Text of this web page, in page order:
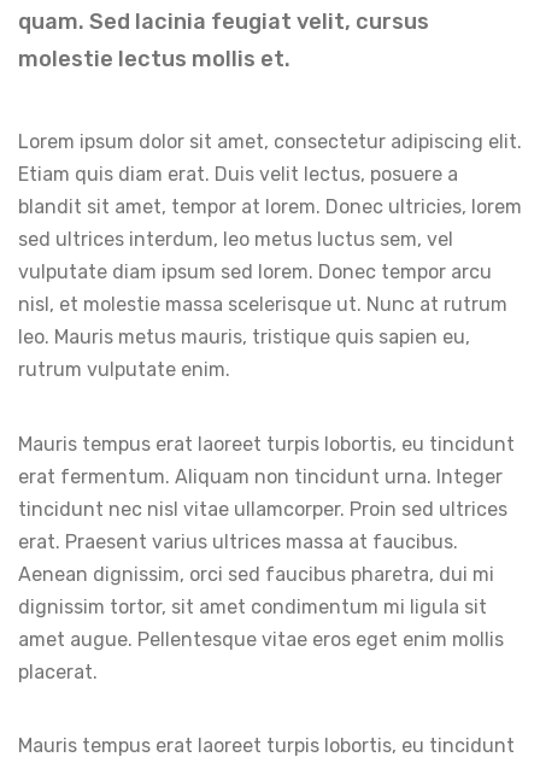
quam. Sed lacinia feugiat velit, cursus
molestie lectus mollis et.
Lorem ipsum dolor sit amet, consectetur adipiscing elit.
Etiam quis diam erat. Duis velit lectus, posuere a
blandit sit amet, tempor at lorem. Donec ultricies, lorem
sed ultrices interdum, leo metus luctus sem, vel
vulputate diam ipsum sed lorem. Donec tempor arcu
nisl, et molestie massa scelerisque ut. Nunc at rutrum
leo. Mauris metus mauris, tristique quis sapien eu,
rutrum vulputate enim.
Mauris tempus erat laoreet turpis lobortis, eu tincidunt
erat fermentum. Aliquam non tincidunt urna. Integer
tincidunt nec nisl vitae ullamcorper. Proin sed ultrices
erat. Praesent varius ultrices massa at faucibus.
Aenean dignissim, orci sed faucibus pharetra, dui mi
dignissim tortor, sit amet condimentum mi ligula sit
amet augue. Pellentesque vitae eros eget enim mollis
placerat.
Mauris tempus erat laoreet turpis lobortis, eu tincidunt